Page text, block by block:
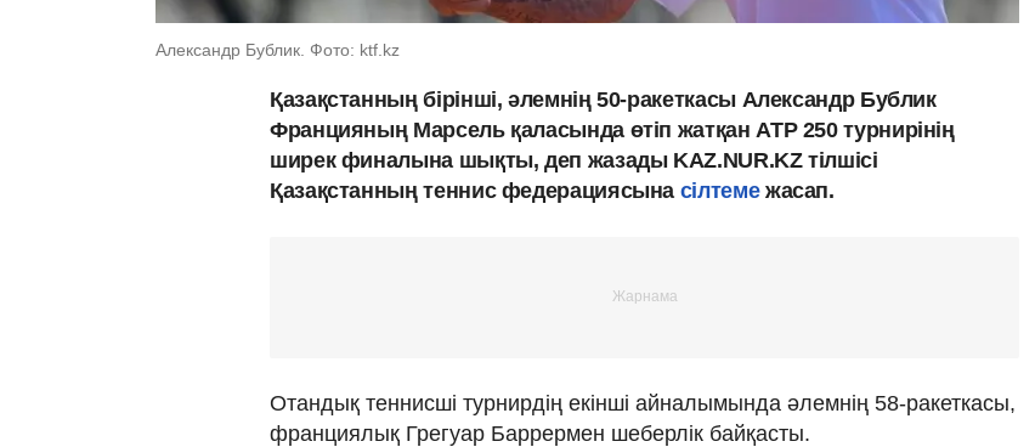
Александр Бублик. Фото: ktf.kz
Қазақстанның бірінші, әлемнің 50-ракеткасы Александр Бублик
Францияның Марсель қаласында өтіп жатқан ATP 250 турнирінің
ширек финалына шықты, деп жазады KAZ.NUR.KZ тілшісі
Қазақстанның теннис федерациясына сілтемежасап.
Отандық теннисші турнирдің екінші айналымында әлемнің 58-ракеткасы,
франциялық Грегуар Баррермен шеберлік байқасты.